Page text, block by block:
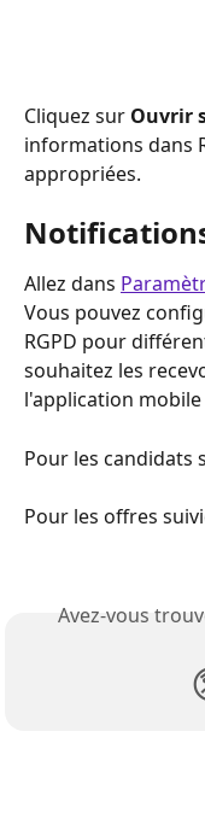
Cliquez sur Ouvrir
informations dans
appropriées.
Allez dans
Vous pouvez
RGPD pour
souhaitez les
l'application
Pour les candidats
Pour les offres
Avez-vous